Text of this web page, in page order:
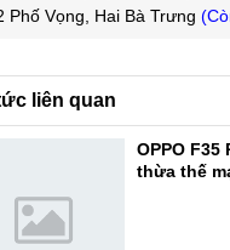
Phố Vọng, Hai Bà Trưng
liên quan
OPPO
thừa thế